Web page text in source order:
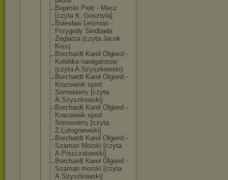
Bojarski Piotr - Mecz
[czyta K. Gosztyla]
Bolesław Leśmian -
Przygody Sindbada
Żeglarza (czyta Jacek
Kiss)
Borchardt Karol Olgierd -
Kolebka nawigatorow
(czyta A.Szyszkowski)
Borchardt Karol Olgierd -
Krazownik spod
Somosierry [czyta
A.Szyszkowski]
Borchardt Karol Olgierd -
Krazownik spod
Somosierry [czyta
Z.Lutogniewski]
Borchardt Karol Olgierd -
Szaman Morski [czyta
A.Piszczatowski]
Borchardt Karol Olgierd -
Szaman morski [czyta
A.Szyszkowski]